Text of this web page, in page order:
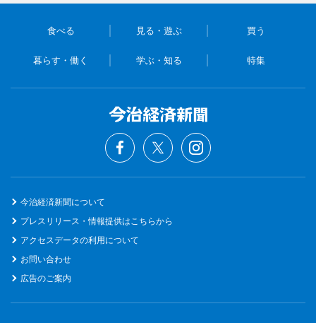
食べる 見る・遊ぶ 買う
暮らす・働く 学ぶ・知る 特集
今治経済新聞について
プレスリリース・情報提供はこちらから
アクセスデータの利用について
お問い合わせ
広告のご案内